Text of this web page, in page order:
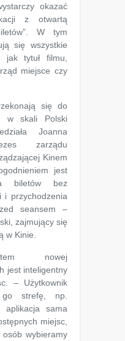
okazać
z otwartą
W tym
się wszystkie
jak tytuł filmu,
miejsce czy
się do
w skali Polski
Joanna
zarządu
Kinem
jest
biletów bez
i przychodzenia
seansem –
zajmujący się
w Kinie.
nowej
jest inteligentny
– Użytkownik
go strefę, np.
sama
miejsc,
wybieramy